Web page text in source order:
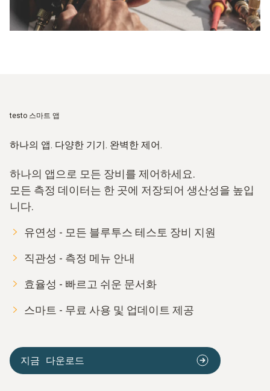
testo 스마트 앱
하나의 앱. 다양한 기기. 완벽한 제어.
하나의 앱으로 모든 장비를 제어하세요.
모든 측정 데이터는 한 곳에 저장되어 생산성을 높입
니다.
유연성 - 모든 블루투스 테스토 장비 지원
직관성 - 측정 메뉴 안내
효율성 - 빠르고 쉬운 문서화
스마트 - 무료 사용 및 업데이트 제공
지금 다운로드